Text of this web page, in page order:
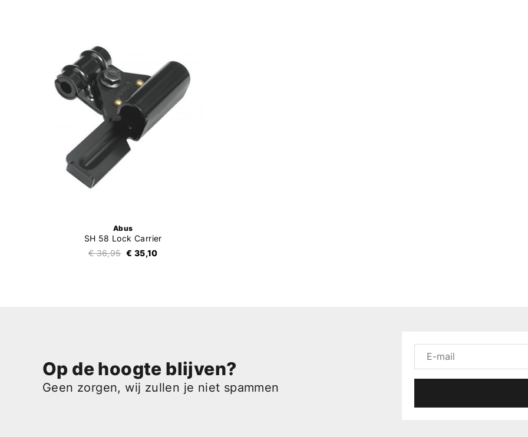
Abus
SH 58 Lock Carrier
€ 36,95 € 35,10
Op de hoogte blijven?
Geen zorgen, wij zullen je niet spammen